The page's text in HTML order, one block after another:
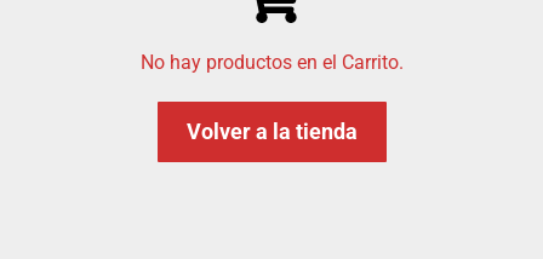
No hay productos en el Carrito.
Volver a la tienda